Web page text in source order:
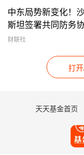
商业航天公司通
了几个“硬性”指
长，这是未来收
里程碑，如下
里程碑，特别
数、卫星批产下
标验证，在营收
中东局势新变化！
斯坦签署共同防务
财联社
打
天天基金首页